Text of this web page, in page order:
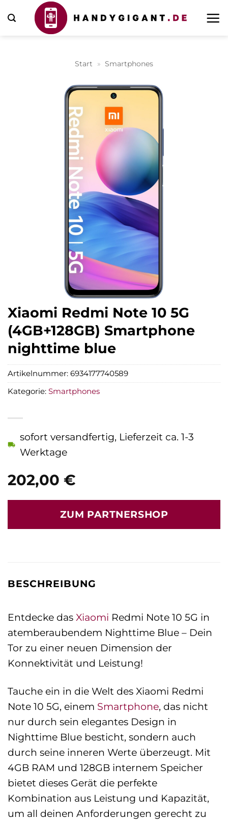
Inhalt
Start » Smartphones
Xiaomi Redmi Note 10 5G
(4GB+128GB) Smartphone
nighttime blue
202,00 €
sofort versandfertig, Lieferzeit ca. 1-3
Werktage
ZUM PARTNERSHOP
Artikelnummer: 6934177740589
Kategorie: Smartphones
BESCHREIBUNG
Entdecke das Xiaomi Redmi Note 10 5G in
atemberaubendem Nighttime Blue – Dein
Tor zu einer neuen Dimension der
Konnektivität und Leistung!
Tauche ein in die Welt des Xiaomi Redmi
Note 10 5G, einem Smartphone, das nicht
nur durch sein elegantes Design in
Nighttime Blue besticht, sondern auch
durch seine inneren Werte überzeugt. Mit
4GB RAM und 128GB internem Speicher
bietet dieses Gerät die perfekte
Kombination aus Leistung und Kapazität,
um all deinen Anforderungen gerecht zu